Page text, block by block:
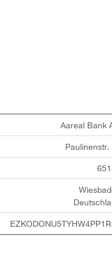
Aareal Bank
Paulinenstr.